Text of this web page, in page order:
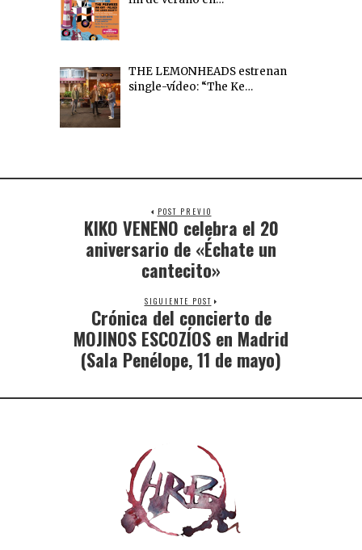
THE LEMONHEADS estrenan
single-vídeo: “The Ke…
POST PREVIO
KIKO VENENO celebra el 20
aniversario de «Échate un
cantecito»
SIGUIENTE POST
Crónica del concierto de
MOJINOS ESCOZÍOS en Madrid
(Sala Penélope, 11 de mayo)